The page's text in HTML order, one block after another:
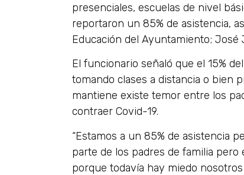
presenciales, escuelas de nivel
reportaron un 85% de asistencia,
Educación del Ayuntamiento; José
El funcionario señaló que el 15%
tomando clases a distancia o bien
mantiene existe temor entre los
contraer Covid-19.
“Estamos a un 85% de asistencia
parte de los padres de familia
porque todavía hay miedo